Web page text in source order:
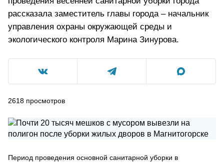
рассказала заместитель главы города – начальник
управления охраны окружающей среды и
экологического контроля Марина Зинурова.
2618 просмотров
Период проведения основной санитарной уборки в